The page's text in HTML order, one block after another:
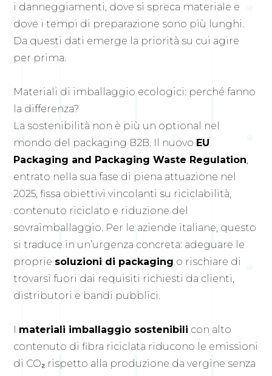
i danneggiamenti, dove si spreca materiale e
dove i tempi di preparazione sono più lunghi.
Da questi dati emerge la priorità su cui agire
per prima.
Materiali di imballaggio ecologici: perché fanno
la differenza?
La sostenibilità non è più un optional nel
mondo del packaging B2B. Il nuovo EU
Packaging and Packaging Waste Regulation
entrato nella sua fase di piena attuazione nel
2025, fissa obiettivi vincolanti su riciclabilità,
contenuto riciclato e riduzione del
sovraimballaggio. Per le aziende italiane, questo
si traduce in un’urgenza concreta: adeguare le
proprie soluzioni di packaging o rischiare di
trovarsi fuori dai requisiti richiesti da clienti,
distributori e bandi pubblici.
I materiali imballaggio sostenibili con alto
contenuto di fibra riciclata riducono le emissioni
di CO₂ rispetto alla produzione da vergine senza